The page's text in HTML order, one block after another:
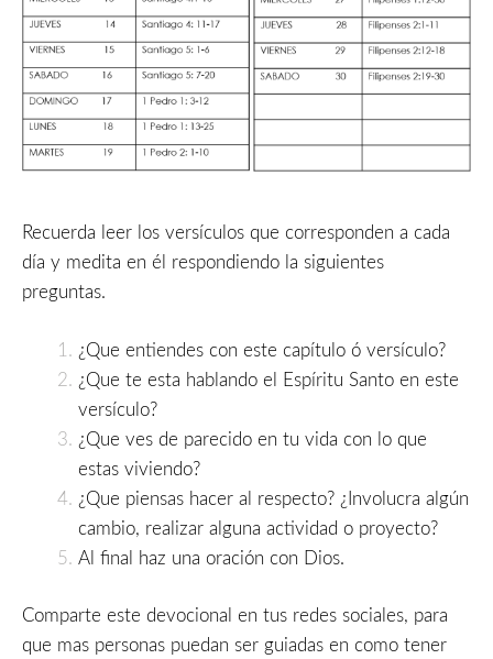
Recuerda leer los versículos que corresponden a cada
día y medita en él respondiendo la siguientes
preguntas.
¿Que entiendes con este capítulo ó versículo?
¿Que te esta hablando el Espíritu Santo en este
versículo?
¿Que ves de parecido en tu vida con lo que
estas viviendo?
¿Que piensas hacer al respecto? ¿Involucra algún
cambio, realizar alguna actividad o proyecto?
Al final haz una oración con Dios.
Comparte este devocional en tus redes sociales, para
que mas personas puedan ser guiadas en como tener